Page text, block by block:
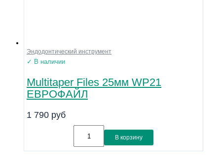
Эндодонтический инструмент
✓ В наличии
Multitaper Files 25мм WP21
ЕВРОФАЙЛ
1 790 руб
В корзину